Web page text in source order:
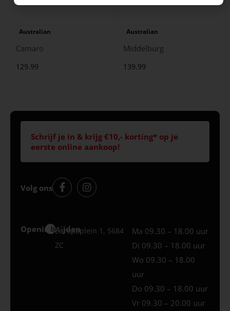
Australian
Camaro
129.99
Australian
Middelburg
139.99
Schrijf je in & krijg €10,- korting* op je
eerste online aankoop!
Volg ons
Openingstijden
Best
Europaplein 1, 5684
ZC
Ma 09.30 – 18.00 uur
Di 09.30 – 18.00 uur
Wo 09.30 – 18.00
uur
Do 09.30 – 18.00 uur
Vr 09.30 – 20.00 uur